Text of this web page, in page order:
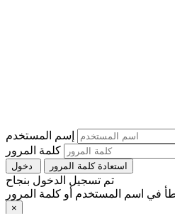
إسم المستخدم
كلمة المرور
استعادة كلمة المرور
تم تسجيل الدخول بنجاح
×